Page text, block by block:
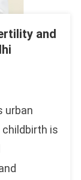
and
urban
childbirth is